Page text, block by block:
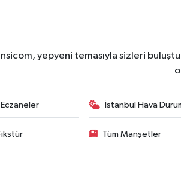
yepyeni temasıyla sizleri
İstanbul Hava
Tüm Manşetler